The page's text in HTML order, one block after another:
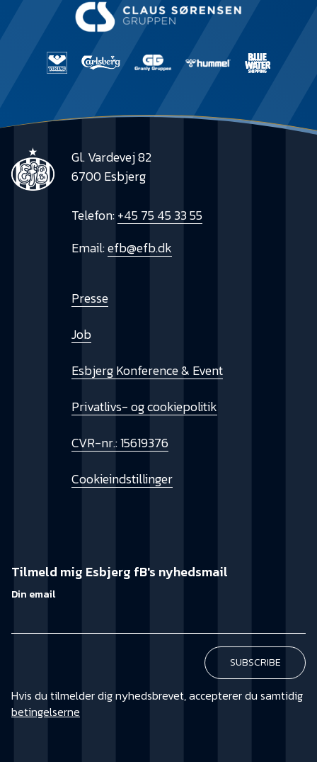
Gl. Vardevej 82
6700 Esbjerg
Telefon:+45 75 45 33 55
Email:efb@efb.dk
Presse
Job
Esbjerg Konference & Event
Privatlivs- og cookiepolitik
CVR-nr.: 15619376
Cookieindstillinger
Tilmeld mig Esbjerg fB's nyhedsmail
Din email
Hvis du tilmelder dig nyhedsbrevet, accepterer du samtidig
betingelserne